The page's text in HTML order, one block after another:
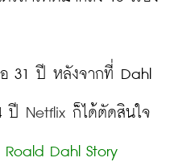
31 ปี หลังจากที่ Dahl
ปี Netflix ก็ได้ตัดสินใจ
Roald Dahl Story